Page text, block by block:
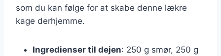
som du kan følge for at skabe denne lækre
kage derhjemme.
Ingredienser til dejen: 250 g smør, 250 g